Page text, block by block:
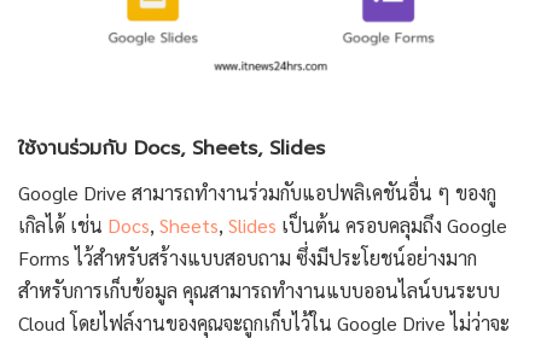
ใช้งานร่วมกับ Docs, Sheets, Slides
Google Drive สามารถทำงานร่วมกับแอปพลิเคชันอื่น ๆ ของกู
เกิลได้ เช่น Docs,Sheets,Slides เป็นต้น ครอบคลุมถึง Google
Forms ไว้สำหรับสร้างแบบสอบถาม ซึ่งมีประโยชน์อย่างมาก
สำหรับการเก็บข้อมูล คุณสามารถทำงานแบบออนไลน์บนระบบ
Cloud โดยไฟล์งานของคุณจะถูกเก็บไว้ใน Google Drive ไม่ว่าจะ